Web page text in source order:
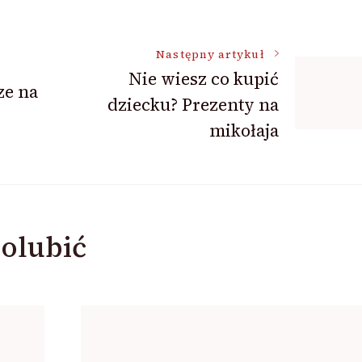
na
Następny artykuł
Nie wiesz co kupić
dziecku? Prezenty na
mikołaja